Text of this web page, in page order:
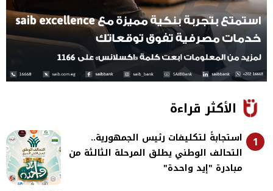
الأكثر قراءة
1
استجابةً لتكليفات رئيس الجمهورية..
التحالف الوطني يطلق المرحلة الثالثة من
مبادرة "إيد واحدة"